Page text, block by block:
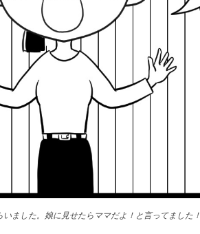
ました。娘に見せたらママだよ！と言ってました！